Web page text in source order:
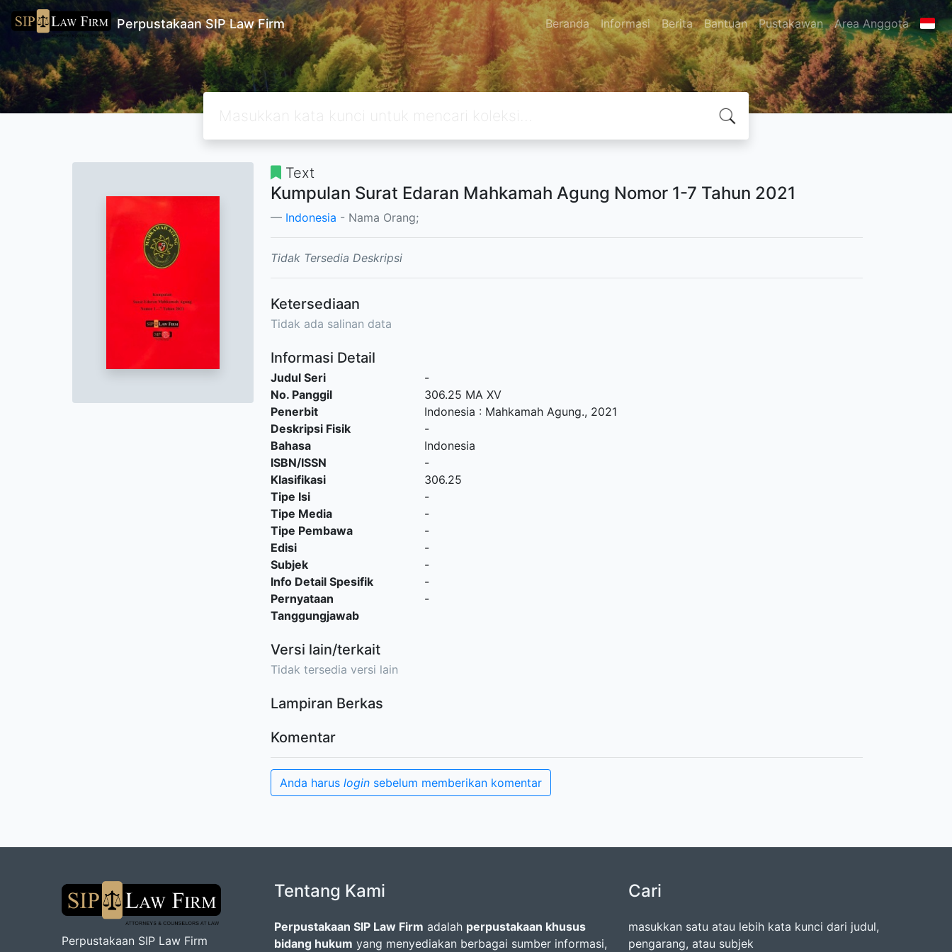
Perpustakaan SIP Law Firm Beranda Informasi Berita Bantuan Pustakawan Area Anggota
Text
Kumpulan Surat Edaran Mahkamah Agung Nomor 1-7 Tahun 2021
Indonesia - Nama Orang;
Tidak Tersedia Deskripsi
Ketersediaan
Tidak ada salinan data
Informasi Detail
Judul Seri
-
No. Panggil
306.25 MA XV
Penerbit
Indonesia : Mahkamah Agung., 2021
Deskripsi Fisik
-
Bahasa
Indonesia
ISBN/ISSN
-
Klasifikasi
306.25
Tipe Isi
-
Tipe Media
-
Tipe Pembawa
-
Edisi
-
Subjek
-
Info Detail Spesifik
-
Pernyataan
Tanggungjawab
-
Versi lain/terkait
Tidak tersedia versi lain
Lampiran Berkas
Komentar
Anda harus login sebelum memberikan komentar
Perpustakaan SIP Law Firm
Tentang Kami
Perpustakaan SIP Law Firm adalah perpustakaan khusus
bidang hukum yang menyediakan berbagai sumber informasi,
Cari
masukkan satu atau lebih kata kunci dari judul,
pengarang, atau subjek